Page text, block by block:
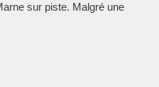
sur piste. Malgré une